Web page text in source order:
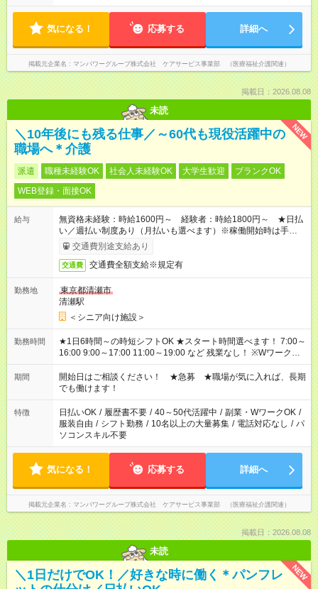
気になる！ 応募する 詳細へ
掲載元企業名 マンパワーグループ株式会社 ケアサービス事業部 （医療福祉介護関連）
掲載日：2026.08.08
未読
NEW
＼10年後にも残る仕事／～60代も現役活躍中の
職場へ＊介護
派遣 職種未経験OK 社会人未経験OK 大学生歓迎
ブランクOK
WEB登録・面接OK
給与
無資格未経験：時給1600円～ 経験者：時給1800円～ ★日払
い／週払い制度あり（月払いも選べます）※稼働開始時は手続き
完了次第のお支払いとなります。
交通費別途支給あり
交通費 交通費全額支給※規定有
勤務地
東京都清瀬市
清瀬駅
＜シニア向け施設＞
勤務時間
★1日6時間～の時短シフトOK ★スタート時間選べます！ 7:00～
16:00 9:00～17:00 11:00～19:00 など 残業なし！ ※Wワークの
場合、他のお仕事と合わせ週40時間超の就業はご案内できませ
ん ※法令に基づき、週20時間以上勤務は社会保険への加入対象
となります ※労働者派遣法（日雇い派遣の原則禁止）により、
短時間・短期間の就業はご案内が難しい場合があります
期間
開始日はご相談ください！ ★急募 ★職場が気に入れば、長期
でも働けます！
特徴 日払いOK / 履歴書不要 / 40～50代活躍中 / 副業・WワークOK /
服装自由 / シフト勤務 / 10名以上の大量募集 / 電話対応なし / パ
ソコンスキル不要
気になる！ 応募する 詳細へ
掲載元企業名 マンパワーグループ株式会社 ケアサービス事業部 （医療福祉介護関連）
掲載日：2026.08.08
未読
NEW
＼1日だけでOK！／好きな時に働く＊パンフレ